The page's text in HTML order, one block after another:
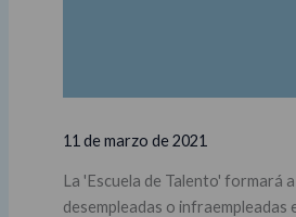
11 de marzo de 2021
La 'Escuela de Talento' formará
desempleadas o infraempleadas